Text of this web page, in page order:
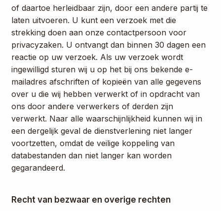
of daartoe herleidbaar zijn, door een andere partij te
laten uitvoeren. U kunt een verzoek met die
strekking doen aan onze contactpersoon voor
privacyzaken. U ontvangt dan binnen 30 dagen een
reactie op uw verzoek. Als uw verzoek wordt
ingewilligd sturen wij u op het bij ons bekende e-
mailadres afschriften of kopieën van alle gegevens
over u die wij hebben verwerkt of in opdracht van
ons door andere verwerkers of derden zijn
verwerkt. Naar alle waarschijnlijkheid kunnen wij in
een dergelijk geval de dienstverlening niet langer
voortzetten, omdat de veilige koppeling van
databestanden dan niet langer kan worden
gegarandeerd.
Recht van bezwaar en overige rechten